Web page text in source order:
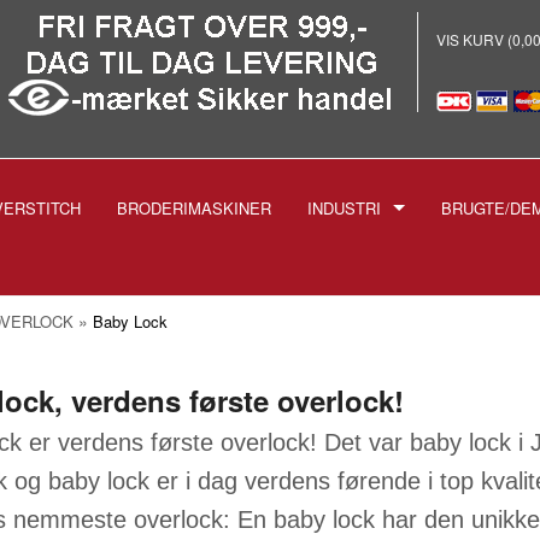
VIS KURV
BRODERIMASKINER INDUSTRI
-BRODERI
SPOLER TIL
NÅLE TIL INDUSTRIMASKINER
1738 1515
BRUGTE/
» Baby Lock
verdens første overlock!
er verdens første overlock! Det var baby lock i
og baby lock er i dag verdens førende i top
nemmeste overlock: En baby lock har den